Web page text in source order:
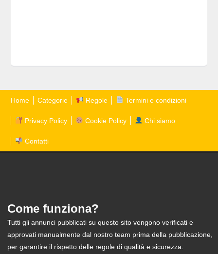
Home Categorie Regole Termini e condizioni
Privacy Policy Cookie Policy Chi siamo
Contatti
Come funziona?
Tutti gli annunci pubblicati su questo sito vengono verificati e
approvati manualmente dal nostro team prima della pubblicazione,
per garantire il rispetto delle regole di qualità e sicurezza.